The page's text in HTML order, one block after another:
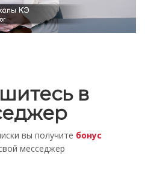
в
вы получите бонус
месседжер